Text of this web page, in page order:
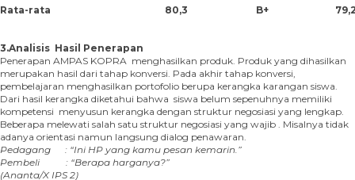
Rata-rata 80,3 B+
3.Analisis Hasil Penerapan
Penerapan AMPAS KOPRA menghasilkan produk. Produk yang dihasilkan
merupakan hasil dari tahap konversi. Pada akhir tahap konversi,
pembelajaran menghasilkan portofolio berupa kerangka karangan siswa.
Dari hasil kerangka diketahui bahwa siswa belum sepenuhnya memiliki
kompetensi menyusun kerangka dengan struktur negosiasi yang lengkap.
Beberapa melewati salah satu struktur negosiasi yang wajib . Misalnya tidak
adanya orientasi namun langsung dialog penawaran.
Pedagang : “Ini HP yang kamu pesan kemarin.”
Pembeli : “Berapa harganya?”
(Ananta/X IPS 2)